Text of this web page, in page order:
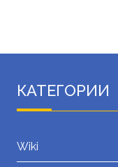
КАТЕГОРИИ
Wiki